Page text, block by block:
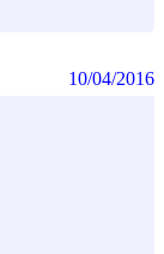
10/04/2016